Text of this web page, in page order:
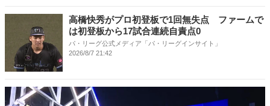
高橋快秀がプロ初登板で1回無失点 ファームで
は初登板から17試合連続自責点0
パ・リーグ公式メディア「パ・リーグインサイト」
2026/8/7 21:42